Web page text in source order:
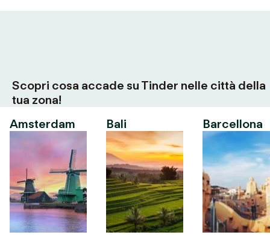
Scopri cosa accade su Tinder nelle città della
tua zona!
Amsterdam
Bali Barcellona